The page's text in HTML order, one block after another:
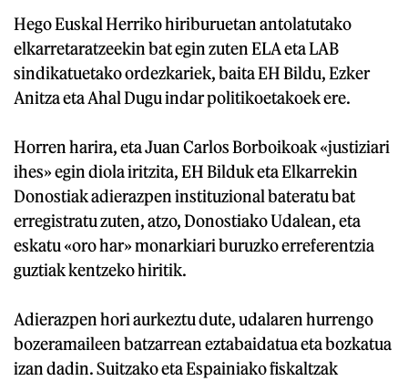
Hego Euskal Herriko hiriburuetan antolatutako
elkarretaratzeekin bat egin zuten ELA eta LAB
sindikatuetako ordezkariek, baita EH Bildu, Ezker
Anitza eta Ahal Dugu indar politikoetakoek ere.
Horren harira, eta Juan Carlos Borboikoak «justiziari
ihes» egin diola iritzita, EH Bilduk eta Elkarrekin
Donostiak adierazpen instituzional bateratu bat
erregistratu zuten, atzo, Donostiako Udalean, eta
eskatu «oro har» monarkiari buruzko erreferentzia
guztiak kentzeko hiritik.
Adierazpen hori aurkeztu dute, udalaren hurrengo
bozeramaileen batzarrean eztabaidatua eta bozkatua
izan dadin. Suitzako eta Espainiako fiskaltzak